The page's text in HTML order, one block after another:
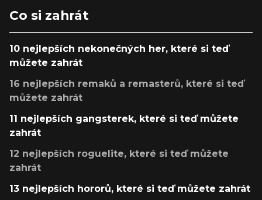
Co si zahrát
10 nejlepších nekonečných her, které si teď
můžete zahrát
16 nejlepších remaků a remasterů, které si teď
můžete zahrát
11 nejlepších gangsterek, které si teď můžete
zahrát
12 nejlepších roguelite, které si teď můžete
zahrát
13 nejlepších hororů, které si teď můžete zahrát